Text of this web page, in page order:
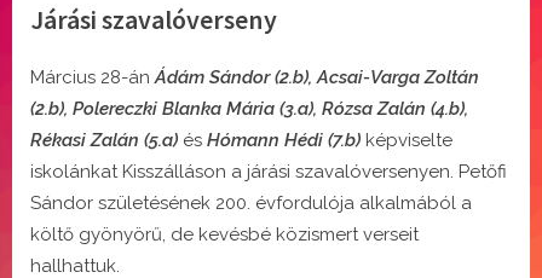
Járási szavalóverseny
Március 28-ánÁdám Sándor (2.b), Acsai-Varga Zoltán
(2.b), Polereczki Blanka Mária (3.a), Rózsa Zalán (4.b),
Rékasi Zalán (5.a) és Hómann Hédi (7.b) képviselte
iskolánkat Kisszálláson a járási szavalóversenyen. Petőfi
Sándor születésének 200. évfordulója alkalmából a
költő gyönyörű, de kevésbé közismert verseit
hallhattuk.